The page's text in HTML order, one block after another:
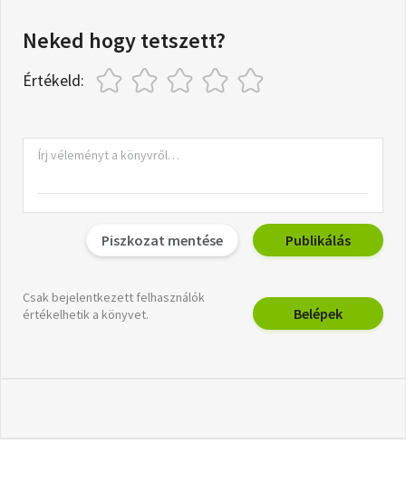
Neked hogy tetszett?
Értékeld:
Piszkozat mentése Publikálás
Csak bejelentkezett felhasználók
értékelhetik a könyvet.
Belépek